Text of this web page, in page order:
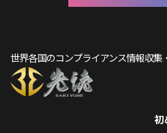
世界各国のコンプライアンス情報収集
初